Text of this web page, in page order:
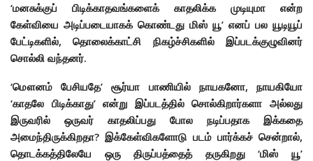
‘மனசுக்குப் பிடிக்காதவங்களைக் காதலிக்க முடியுமா என்ற
கேள்வியை அடிப்படையாகக் கொண்டது மிஸ் யூ’ எனப் பல யூடியூப்
பேட்டிகளில், தொலைக்காட்சி நிகழ்ச்சிகளில் இப்படக்குழுவினர்
சொல்லி வந்தனர்.
‘மௌனம் பேசியதே’ சூர்யா பாணியில் நாயகனோ, நாயகியோ
‘காதலே பிடிக்காது’ என்று இப்படத்தில் சொல்கிறார்களா அல்லது
இருவரில் ஒருவர் காதலிப்பது போல நடிப்பதாக இக்கதை
அமைந்திருக்கிறதா? இக்கேள்விகளோடு படம் பார்க்கச் சென்றால்,
தொடக்கத்திலேயே ஒரு திருப்பத்தைத் தருகிறது ‘மிஸ் யூ’